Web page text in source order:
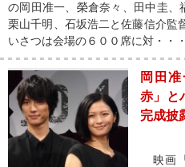
の岡田准一、榮倉奈々、田中圭、
栗山千明、石坂浩二と佐藤信介
いさつは会場の６００席に対・・・
岡田
赤」と
完成披
映画